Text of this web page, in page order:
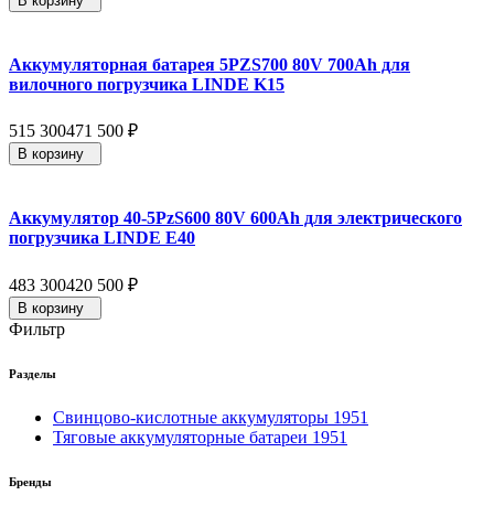
Аккумуляторная батарея 5PZS700 80V 700Ah для
вилочного погрузчика LINDE K15
515 300471 500 ₽
В корзину
Аккумулятор 40-5PzS600 80V 600Ah для электрического
погрузчика LINDE E40
483 300420 500 ₽
В корзину
Фильтр
Разделы
Свинцово-кислотные аккумуляторы 1951
Тяговые аккумуляторные батареи 1951
Бренды